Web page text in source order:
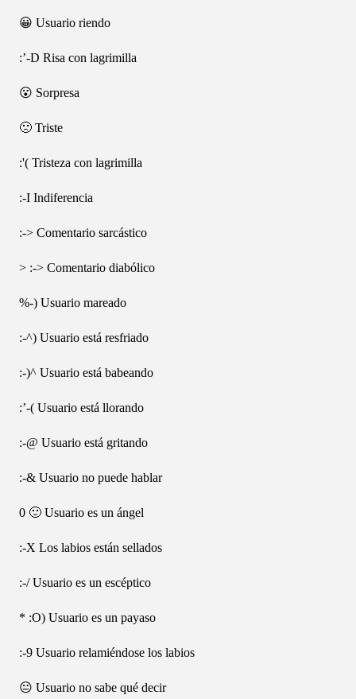
😀 Usuario riendo
:’-D Risa con lagrimilla
😮 Sorpresa
🙁 Triste
:'( Tristeza con lagrimilla
:-I Indiferencia
:-> Comentario sarcástico
> :-> Comentario diabólico
%-) Usuario mareado
:-^) Usuario está resfriado
:-)^ Usuario está babeando
:’-( Usuario está llorando
:-@ Usuario está gritando
:-& Usuario no puede hablar
0 🙂 Usuario es un ángel
:-X Los labios están sellados
:-/ Usuario es un escéptico
* :O) Usuario es un payaso
:-9 Usuario relamiéndose los labios
😐 Usuario no sabe qué decir